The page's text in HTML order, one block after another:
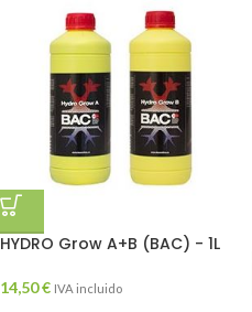
HYDRO Grow A+B (BAC) - 1L
14,50€ IVA incluido